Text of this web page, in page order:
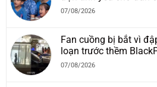
07/08/2026
Fan cuồng bị bắt vì
loạn trước thềm
07/08/2026